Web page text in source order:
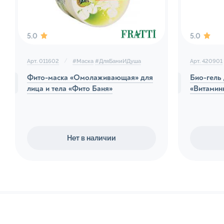
Гели
Кремы
5.0
Арт. 011602 #Маска #ДляБаниИДуша
Фито-маска «Омолаживающая» для
лица и тела «Фито Баня»
Нет в наличии
5.0
Арт. 420901
Био-